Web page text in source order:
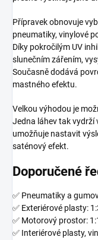
Přípravek obnovuje
pneumatiky, vinylové
Díky pokročilým UV
slunečním zářením,
Současně dodává
mastného efektu.
Velkou výhodou je
Jedna láhev tak vydrží
umožňuje nastavit
saténový efekt.
Doporučené
✅ Pneumatiky a
✅ Exteriérové plasty:
✅ Motorový prostor:
✅ Interiérové plasty,